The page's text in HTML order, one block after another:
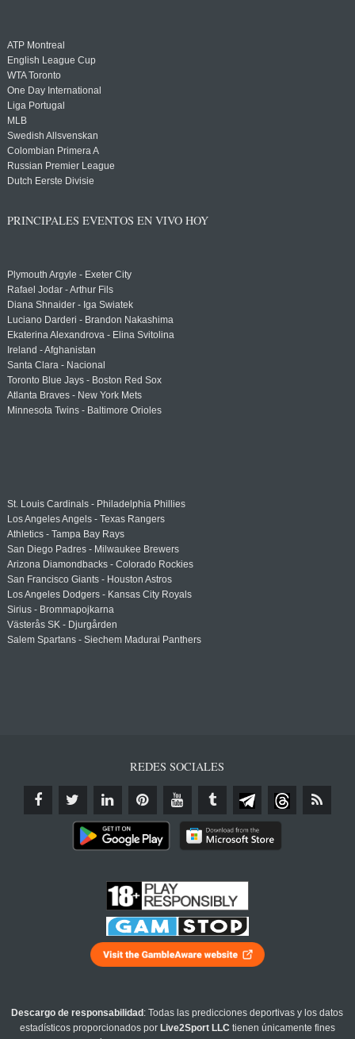
ATP Montreal
English League Cup
WTA Toronto
One Day International
Liga Portugal
MLB
Swedish Allsvenskan
Colombian Primera A
Russian Premier League
Dutch Eerste Divisie
PRINCIPALES EVENTOS EN VIVO HOY
Plymouth Argyle - Exeter City
Rafael Jodar - Arthur Fils
Diana Shnaider - Iga Swiatek
Luciano Darderi - Brandon Nakashima
Ekaterina Alexandrova - Elina Svitolina
Ireland - Afghanistan
Santa Clara - Nacional
Toronto Blue Jays - Boston Red Sox
Atlanta Braves - New York Mets
Minnesota Twins - Baltimore Orioles
St. Louis Cardinals - Philadelphia Phillies
Los Angeles Angels - Texas Rangers
Athletics - Tampa Bay Rays
San Diego Padres - Milwaukee Brewers
Arizona Diamondbacks - Colorado Rockies
San Francisco Giants - Houston Astros
Los Angeles Dodgers - Kansas City Royals
Sirius - Brommapojkarna
Västerås SK - Djurgården
Salem Spartans - Siechem Madurai Panthers
REDES SOCIALES
Descargo de responsabilidad : Todas las predicciones deportivas y los datos
estadísticos proporcionados por Live2Sport LLC tienen únicamente fines